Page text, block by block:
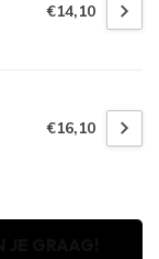
€14,10
€16,10